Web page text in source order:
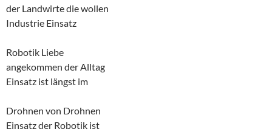
der Landwirte die wollen
Industrie Einsatz
Robotik Liebe
angekommen der Alltag
Einsatz ist längst im
Drohnen von Drohnen
Einsatz der Robotik ist